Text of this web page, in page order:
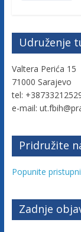
i
H
ž
e
j
e
Udruženje
Valtera Perića 15
71000 Sarajevo
tel:
e-mail:
Pridružite
Popunite
Zadnje